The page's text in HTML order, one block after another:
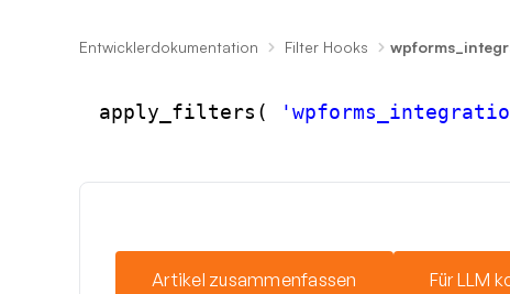
Entwicklerdokumentation Filter Hooks
apply_filters(
Artikel zusammenfassen Für LLM